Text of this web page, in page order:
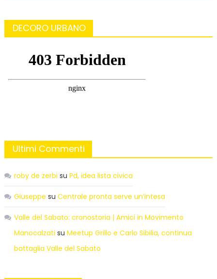
DECORO URBANO
Ultimi Commenti
roby de zerbi su Pd, idea lista civica
Giuseppe su Centrale pronta serve un’intesa
Valle del Sabato: cronostoria | Amici in Movimento
Manocalzati su Meetup Grillo e Carlo Sibilia, continua
battaglia Valle del Sabato